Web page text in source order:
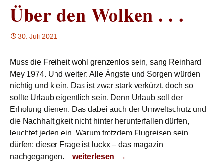
Über den Wolken . . .
30. Juli 2021
Muss die Freiheit wohl grenzenlos sein, sang Reinhard
Mey 1974. Und weiter: Alle Ängste und Sorgen würden
nichtig und klein. Das ist zwar stark verkürzt, doch so
sollte Urlaub eigentlich sein. Denn Urlaub soll der
Erholung dienen. Das dabei auch der Umweltschutz und
die Nachhaltigkeit nicht hinter herunterfallen dürfen,
leuchtet jeden ein. Warum trotzdem Flugreisen sein
dürfen; dieser Frage ist luckx – das magazin
nachgegangen.
Über den Wolken . . .
weiterlesen →